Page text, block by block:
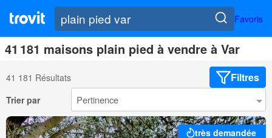
Favoris
41 181 maisons plain pied à vendre à Var
41 181 Résultats Filtres
Trier par
très demandée